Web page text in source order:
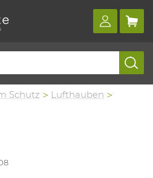
Schutz
Lufthauben